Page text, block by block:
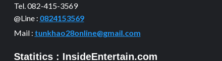
Tel. 082-415-3569
@Line : 0824153569
Mail : tunkhao28online@gmail.com
Statitics : InsideEntertain.com